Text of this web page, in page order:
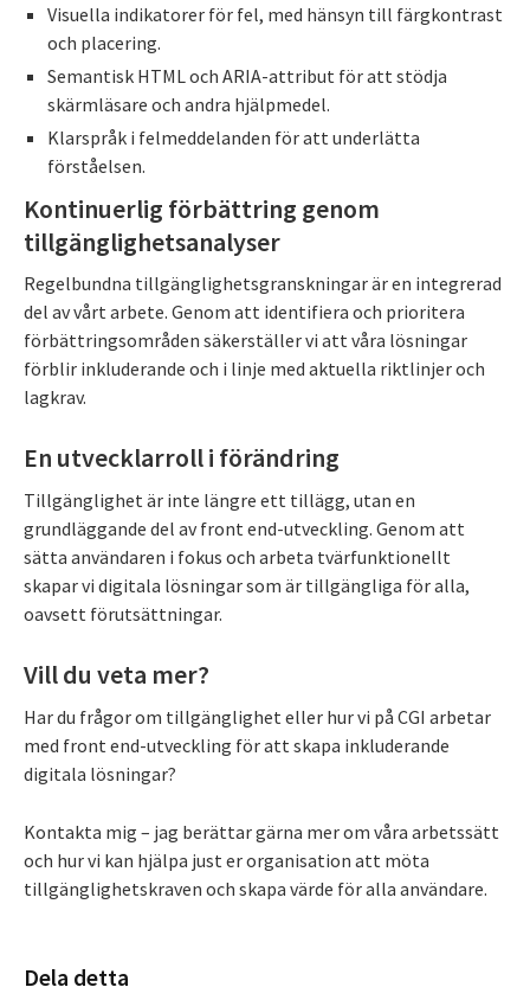
Visuella indikatorer för fel, med hänsyn till färgkontrast
och placering.
Semantisk HTML och ARIA-attribut för att stödja
skärmläsare och andra hjälpmedel.
Klarspråk i felmeddelanden för att underlätta
förståelsen.
Kontinuerlig förbättring genom
tillgänglighetsanalyser
Regelbundna tillgänglighetsgranskningar är en integrerad
del av vårt arbete. Genom att identifiera och prioritera
förbättringsområden säkerställer vi att våra lösningar
förblir inkluderande och i linje med aktuella riktlinjer och
lagkrav.
En utvecklarroll i förändring
Tillgänglighet är inte längre ett tillägg, utan en
grundläggande del av front end-utveckling. Genom att
sätta användaren i fokus och arbeta tvärfunktionellt
skapar vi digitala lösningar som är tillgängliga för alla,
oavsett förutsättningar.
Vill du veta mer?
Har du frågor om tillgänglighet eller hur vi på CGI arbetar
med front end-utveckling för att skapa inkluderande
digitala lösningar?
Kontakta mig – jag berättar gärna mer om våra arbetssätt
och hur vi kan hjälpa just er organisation att möta
tillgänglighetskraven och skapa värde för alla användare.
Dela detta